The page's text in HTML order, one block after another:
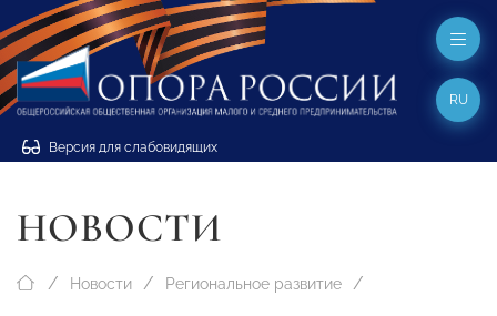
Версия для слабовидящих
RU
НОВОСТИ
Новости Региональное развитие